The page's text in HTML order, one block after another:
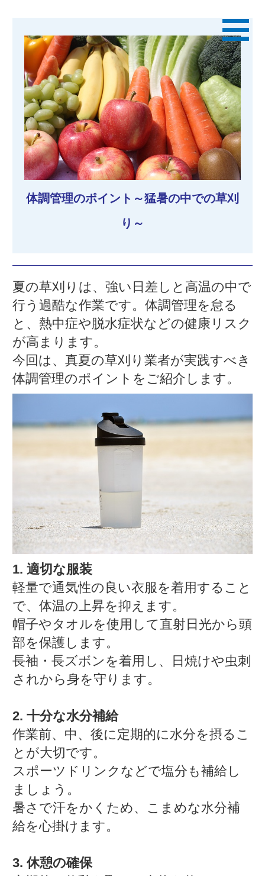
体調管理のポイント～猛暑の中での草刈
り～
夏の草刈りは、強い日差しと高温の中で
行う過酷な作業です。体調管理を怠る
と、熱中症や脱水症状などの健康リスク
が高まります。
今回は、真夏の草刈り業者が実践すべき
体調管理のポイントをご紹介します。
1. 適切な服装
軽量で通気性の良い衣服を着用すること
で、体温の上昇を抑えます。
帽子やタオルを使用して直射日光から頭
部を保護します。
長袖・長ズボンを着用し、日焼けや虫刺
されから身を守ります。
2. 十分な水分補給
作業前、中、後に定期的に水分を摂るこ
とが大切です。
スポーツドリンクなどで塩分も補給し
ましょう。
暑さで汗をかくため、こまめな水分補
給を心掛けます。
3. 休憩の確保